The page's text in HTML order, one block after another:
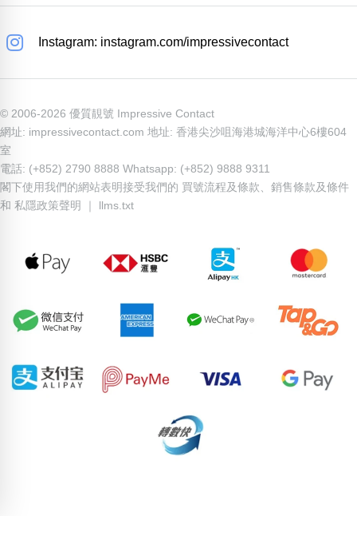
Instagram: instagram.com/impressivecontact
© 2006-2026 優質靚號 Impressive Contact
網址: impressivecontact.com 地址: 香港尖沙咀海港城海洋中心6樓604
室
電話: (+852) 2790 8888 Whatsapp: (+852) 9888 9311
閣下使用我們的網站表明接受我們的 買號流程及條款
銷售條款及條件
和 私隱政策聲明 llms.txt